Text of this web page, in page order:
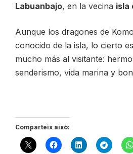
Labuanbajo, en la vecina isla
Aunque los dragones de
conocido de la isla, lo cierto
mucho más al visitante:
senderismo, vida marina y
Comparteix això: